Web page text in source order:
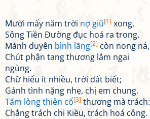
Mười mấy năm trời nợ giũ[1] xong,
Sông Tiền Đường đục hoá ra trong.
Mảnh duyên bình lãng[2] còn nong nả,
Chút phận tang thương lắm ngại
ngùng.
Chữ hiếu ít nhiều, trời đất biết;
Gánh tình nặng nhẹ, chị em chung.
Tấm lòng thiên cổ[3] thương mà trách:
Chẳng trách chi Kiều, trách hoá công.